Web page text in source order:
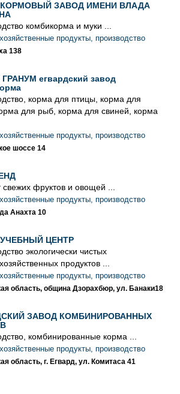
ЗАВОД ИМЕНИ ВЛАДА
комбикорма и муки ...
продукты, производство
138
егвардский завод
корма для птицы, корма для
для рыб, корма для свиней, корма
продукты, производство
шоссе 14
свежих фруктов и овощей ...
продукты, производство
Анахта 10
ЦЕНТР
экологически чистых
продуктов ...
продукты, производство
область, община Дзорахбюр, ул. Банаки18
ЗАВОД КОМБИНИРОВАННЫХ
комбинированные корма ...
продукты, производство
область, г. Егвард, ул. Комитаса 41